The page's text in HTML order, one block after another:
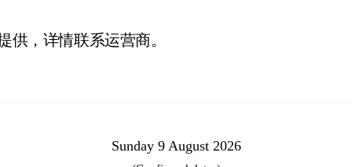
供，详情联系运营商。
Sunday 9 August 2026